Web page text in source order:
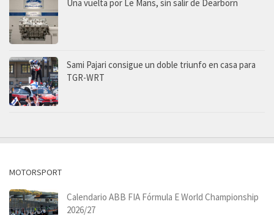
Una vuelta por Le Mans, sin salir de Dearborn
Sami Pajari consigue un doble triunfo en casa para
TGR-WRT
MOTORSPORT
Calendario ABB FIA Fórmula E World Championship
2026/27